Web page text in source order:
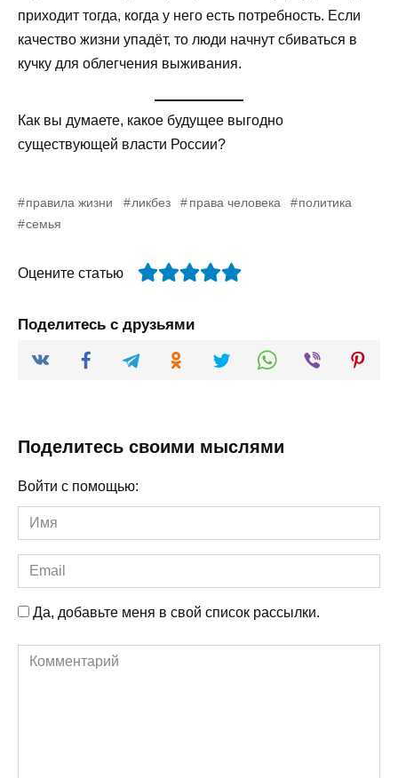
приходит тогда, когда у него есть потребность. Если
качество жизни упадёт, то люди начнут сбиваться в
кучку для облегчения выживания.
Как вы думаете, какое будущее выгодно
существующей власти России?
правила жизни ликбез права человека
политика
семья
Оцените статью
Поделитесь с друзьями
Поделитесь своими мыслями
Войти с помощью:
Имя
Email
Да, добавьте меня в свой список рассылки.
Комментарий